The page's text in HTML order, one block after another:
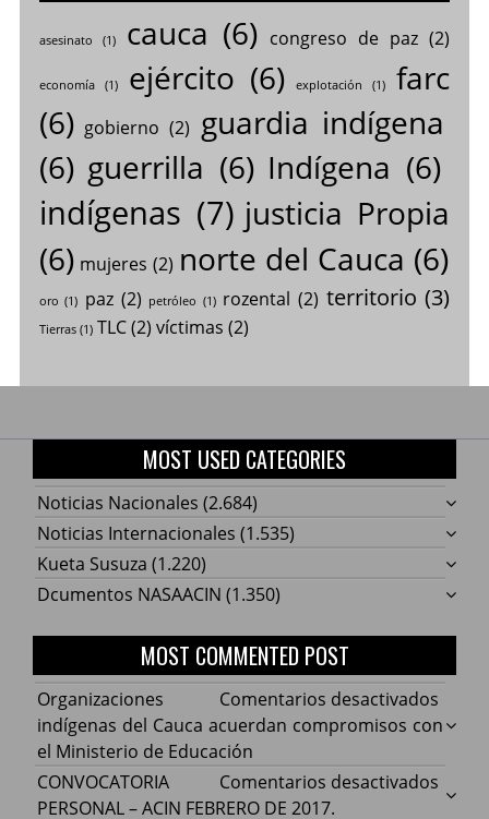
asesinato (1) cauca (6) congreso de paz(2)
economía(1) ejército (6) explotación (1)
farc
(6) gobierno (2) guardia indígena
(6) guerrilla (6) Indígena (6)
indígenas (7) justicia Propia
(6) mujeres (2) norte del Cauca (6)
oro (1) paz (2) petróleo (1) rozental (2) territorio (3)
Tierras(1) TLC(2) víctimas (2)
MOST USED CATEGORIES
Noticias Nacionales (2.684)
Noticias Internacionales (1.535)
Kueta Susuza (1.220)
Dcumentos NASAACIN (1.350)
MOST COMMENTED POST
Comentarios desactivados
Cauca
Organizaciones
indígenas del Cauca acuerdan compromisos con
el Ministerio de Educación
Comentarios desactivados
CONVOCATORIA
PERSONAL – ACIN FEBRERO DE 2017.